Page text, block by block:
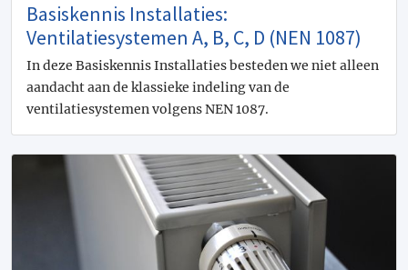
Basiskennis Installaties:
Ventilatiesystemen A, B, C, D (NEN 1087)
In deze Basiskennis Installaties besteden we niet alleen
aandacht aan de klassieke indeling van de
ventilatiesystemen volgens NEN 1087.